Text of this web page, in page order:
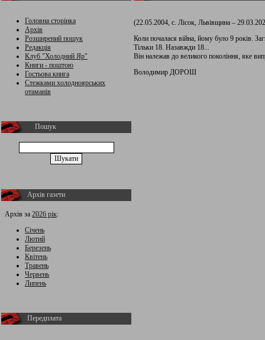
Головна сторінка
Архів
Розширений пошук
Редакція
Клуб "Холодний Яр"
Книги - поштою
Гостьова книга
Стежками холодноярських
отаманів
Пошук
Архів газети
Архів за 2026 рік:
Січень
Лютий
Березень
Квітень
Травень
Червень
Липень
Передплата
(22.05.2004, с. Лісок, Львівщина –
Коли почалася війна, йому було 9 років.
Тільки 18. Назавжди 18...
Він належав до великого покоління, яке
Володимир ДОРОШ